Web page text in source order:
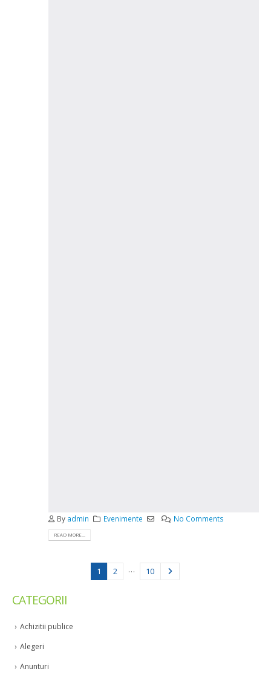
By admin Evenimente No Comments
READ MORE...
1 2 … 10
CATEGORII
Achizitii publice
Alegeri
Anunturi